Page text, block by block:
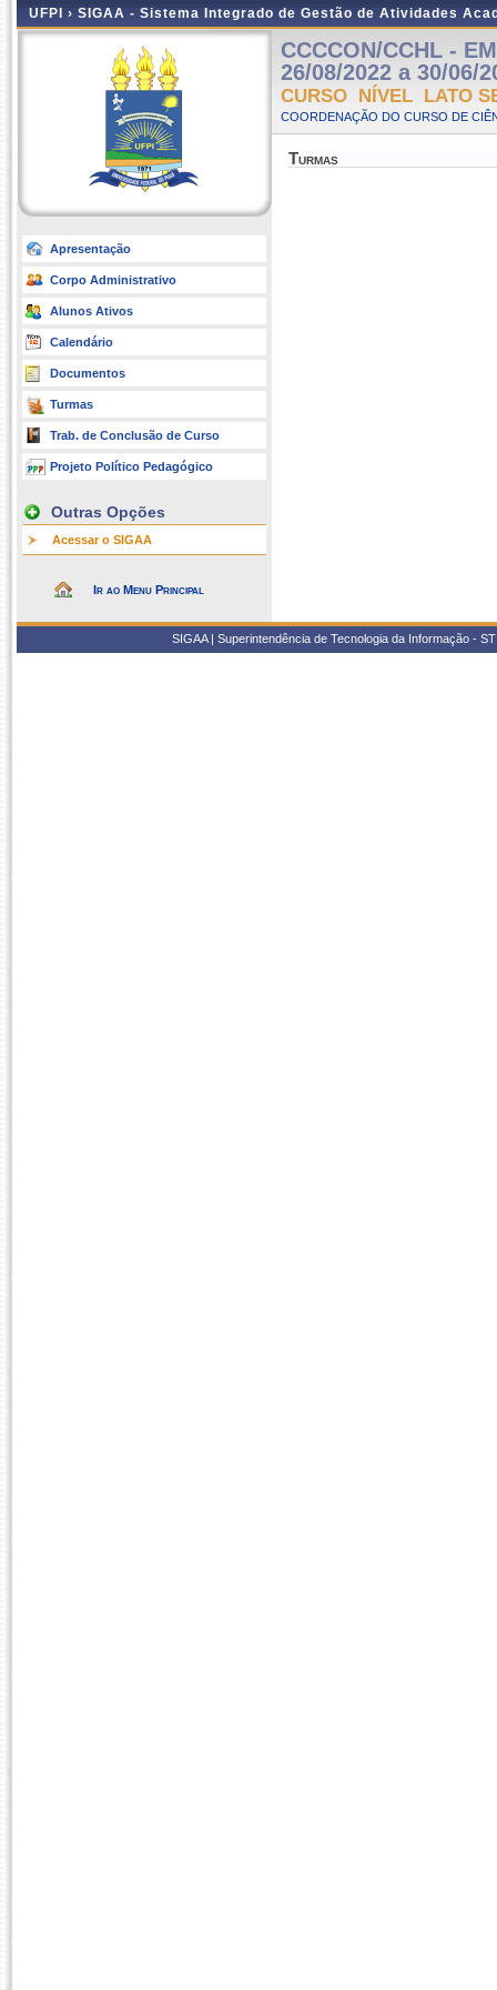
UFPI › SIGAA - Sistema Integrado de Gestão de Atividades
Apresentação
Corpo Administrativo
Alunos Ativos
Calendário
Documentos
Turmas
Trab. de Conclusão de Curso
Projeto Político Pedagógico
Outras Opções
Acessar o SIGAA
Ir ao Menu Principal
CCCCON/CCHL -
26/08/2022 a 30/06/
CURSO NÍVEL LATO
COORDENAÇÃO DO CURSO DE
Turmas
SIGAA | Superintendência de Tecnologia da Informação -